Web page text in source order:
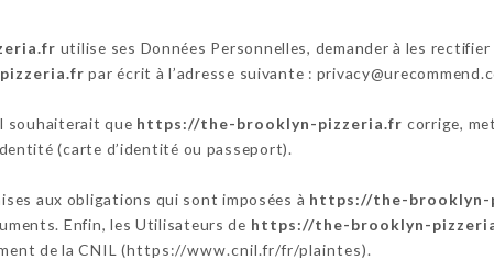
utilise ses Données Personnelles, demander à les rectifier
par écrit à l’adresse suivante :
souhaiterait que https://the-brooklyn-pizzeria.fr corrige,
(carte d’identité ou passeport).
aux obligations qui sont imposées à https://the-brooklyn-
Enfin, les Utilisateurs de https://the-brooklyn-
de la CNIL (https://www.cnil.fr/fr/plaintes).